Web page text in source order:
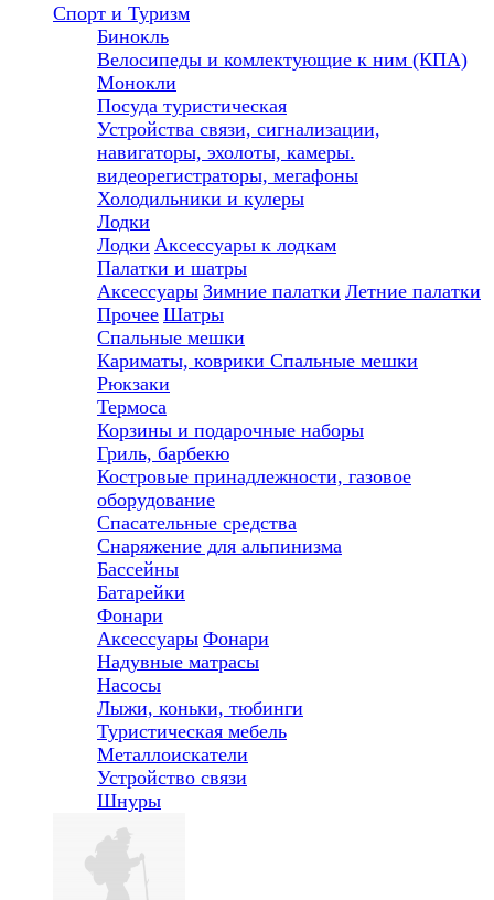
Спорт и Туризм
Бинокль
Велосипеды и комлектующие к ним (КПА)
Монокли
Посуда туристическая
Устройства связи, сигнализации,
навигаторы, эхолоты, камеры.
видеорегистраторы, мегафоны
Холодильники и кулеры
Лодки
Лодки Аксессуары к лодкам
Палатки и шатры
Аксессуары Зимние палатки Летние палатки
Прочее Шатры
Спальные мешки
Кариматы, коврики Спальные мешки
Рюкзаки
Термоса
Корзины и подарочные наборы
Гриль, барбекю
Костровые принадлежности, газовое
оборудование
Спасательные средства
Снаряжение для альпинизма
Бассейны
Батарейки
Фонари
Аксессуары Фонари
Надувные матрасы
Насосы
Лыжи, коньки, тюбинги
Туристическая мебель
Металлоискатели
Устройство связи
Шнуры